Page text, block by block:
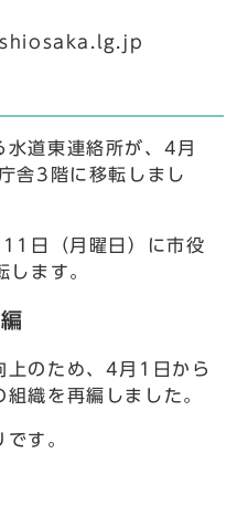
道東連絡所が、4月
舎3階に移転しまし
日（月曜日）に市役
ます。
のため、4月1日から
組織を再編しました。
す。